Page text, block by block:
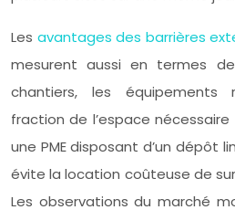
Les avantages des barrières
mesurent aussi en termes
chantiers, les équipements
fraction de l’espace nécessaire
une PME disposant d’un dépôt
évite la location coûteuse de
Les observations du marché